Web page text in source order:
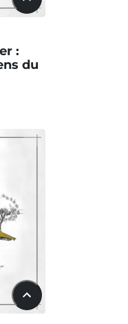
:
du